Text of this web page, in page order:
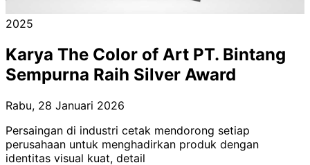
2025
Karya The Color of Art PT. Bintang
Sempurna Raih Silver Award
Rabu, 28 Januari 2026
Persaingan di industri cetak mendorong setiap
perusahaan untuk menghadirkan produk dengan
identitas visual kuat, detail